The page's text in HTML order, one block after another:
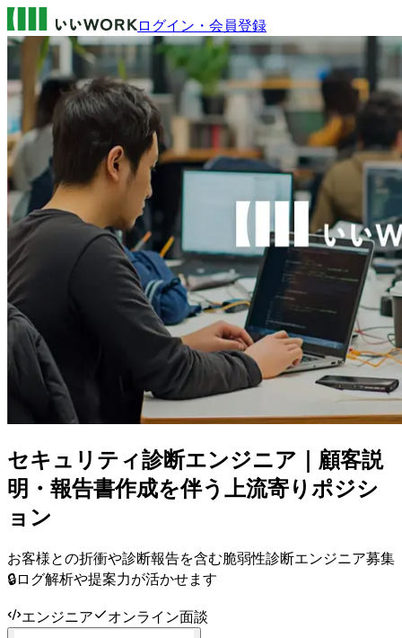
ログイン・会員登録
セキュリティ診断エンジニア｜顧客説
明・報告書作成を伴う上流寄りポジシ
ョン
お客様との折衝や診断報告を含む脆弱性診断エンジニア募集
🔒ログ解析や提案力が活かせます
エンジニア オンライン面談